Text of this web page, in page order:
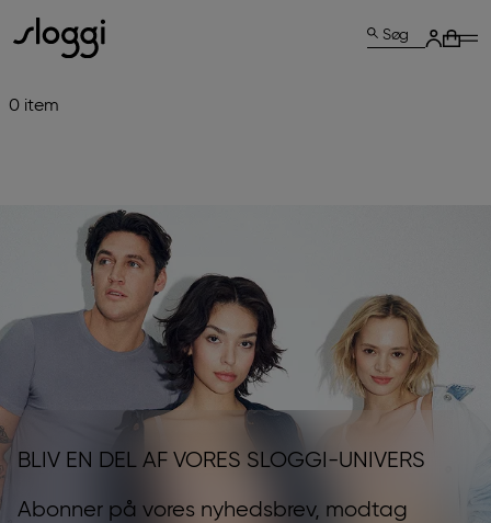
Søg
0 item
BLIV EN DEL AF VORES SLOGGI-UNIVERS
Abonner på vores nyhedsbrev, modtag